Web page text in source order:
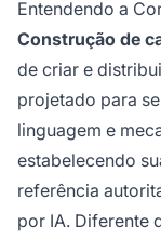
conteúdo
sistemas de
de usuários.
e passa-se
tem mais
Entendendo a
Construção de
de criar e
projetado para
linguagem e
estabelecendo
referência
por IA. Diferente